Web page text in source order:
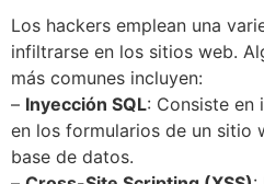
Los hackers emplean una
infiltrarse en los sitios web.
más comunes incluyen:
– Inyección SQL: Consiste en
en los formularios de un sitio
base de datos.